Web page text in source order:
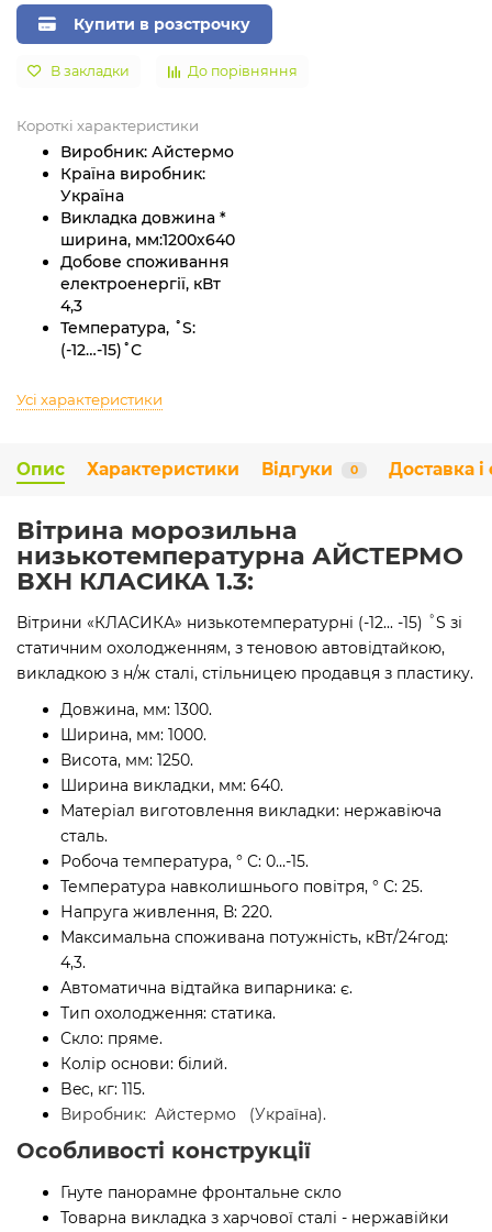
Купити в розстрочку
В закладки До порівняння
Короткі характеристики
Виробник: Айстермо
Країна виробник:
Україна
Викладка довжина *
ширина, мм:1200х640
Добове споживання
електроенергії, кВт
4,3
Температура, ˚S:
(-12…-15)˚С
Усі характеристики
Опис Характеристики Відгуки 0 Доставка і
Вітрина морозильна
низькотемпературна АЙСТЕРМО
ВХН КЛАСИКА 1.3:
Вітрини «КЛАСИКА» низькотемпературні (-12... -15) ˚S зі
статичним охолодженням, з теновою автовідтайкою,
викладкою з н/ж сталі, стільницею продавця з пластику.
Довжина, мм: 1300.
Ширина, мм: 1000.
Висота, мм: 1250.
Ширина викладки, мм: 640.
Матеріал виготовлення викладки: нержавіюча
сталь.
Робоча температура, ° С: 0…-15.
Температура навколишнього повітря, ° С: 25.
Напруга живлення, В: 220.
Максимальна споживана потужність, кВт/24год:
4,3.
Автоматична відтайка випарника: є.
Тип охолодження: статика.
Скло: пряме.
Колір основи: білий.
Bec, кг: 115.
Виробник: Айстермо (Україна).
Особливості конструкції
Гнуте панорамне фронтальне скло
Товарна викладка з харчової сталі - нержавійки